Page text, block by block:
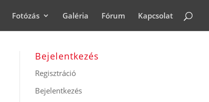
Fotózás Galéria Fórum Kapcsolat
Bejelentkezés
Regisztráció
Bejelentkezés